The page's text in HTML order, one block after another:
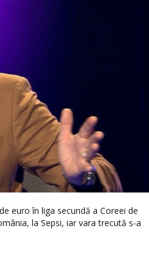
euro în liga secundă a Coreei de
la Sepsi, iar vara trecută s-a